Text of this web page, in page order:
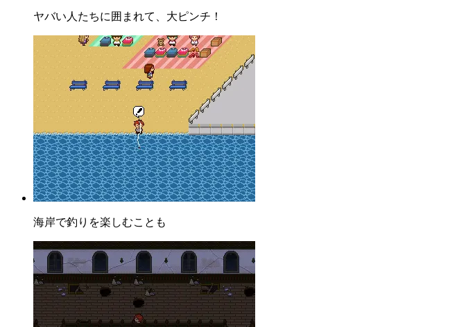
ヤバい人たちに囲まれて、大ピンチ！
海岸で釣りを楽しむことも